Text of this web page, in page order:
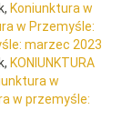
Koniunktura w
w Przemyśle:
marzec 2023
KONIUNKTURA
w
w przemyśle: